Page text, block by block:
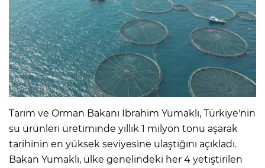
Tarım ve Orman Bakanı İbrahim Yumaklı, Türkiye'nin
su ürünleri üretiminde yıllık 1 milyon tonu aşarak
tarihinin en yüksek seviyesine ulaştığını açıkladı.
Bakan Yumaklı, ülke genelindeki her 4 yetiştirilen